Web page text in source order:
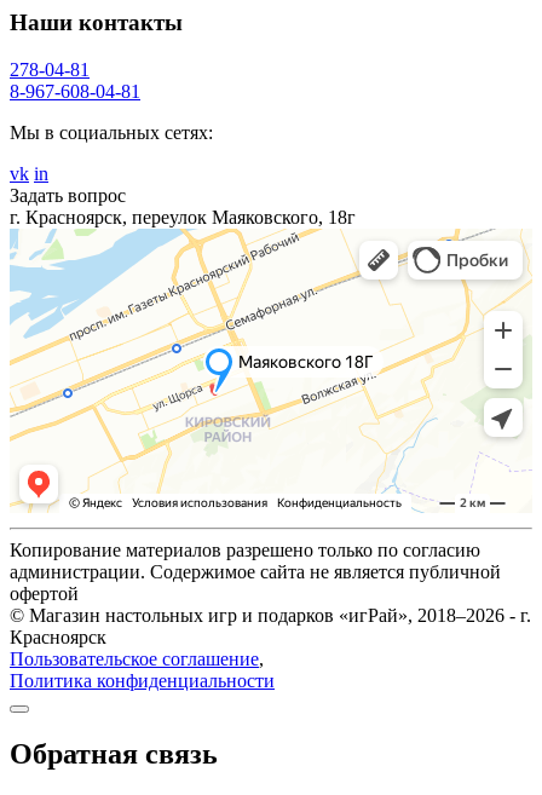
Наши контакты
278-04-81
8-967-608-04-81
Мы в социальных сетях:
vk in
Задать вопрос
г. Красноярск, переулок Маяковского, 18г
Копирование материалов разрешено только по согласию
администрации. Содержимое сайта не является публичной
офертой
© Магазин настольных игр и подарков «игРай», 2018–2026 - г.
Красноярск
Пользовательское соглашение,
Политика конфиденциальности
Обратная связь